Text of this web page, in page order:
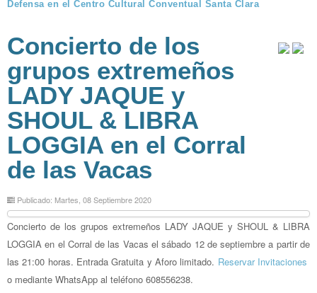
Defensa en el Centro Cultural Conventual Santa Clara
Concierto de los
grupos extremeños
LADY JAQUE y
SHOUL & LIBRA
LOGGIA en el Corral
de las Vacas
Publicado: Martes, 08 Septiembre 2020
Concierto de los grupos extremeños LADY JAQUE y SHOUL & LIBRA
LOGGIA en el Corral de las Vacas el sábado 12 de septiembre a partir de
las 21:00 horas. Entrada Gratuita y Aforo limitado. Reservar Invitaciones
o mediante WhatsApp al teléfono 608556238.